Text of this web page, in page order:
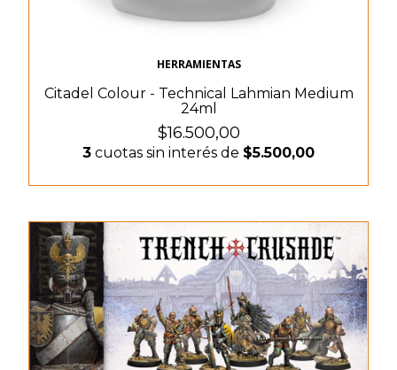
HERRAMIENTAS
Citadel Colour - Technical Lahmian Medium
24ml
$16.500,00
3 cuotas sin interés de $5.500,00